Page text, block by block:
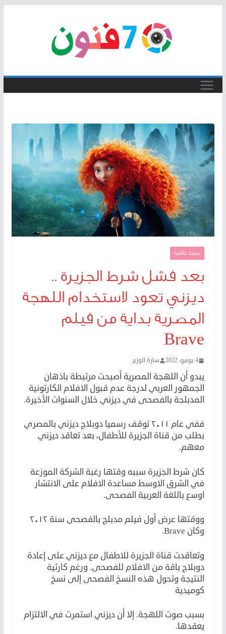
سينما عالمية
بعد فشل شرط الجزيرة ..
ديزني تعود لاستخدام اللهجة
المصرية بداية من فيلم
Brave
4 يونيو، 2022 سارة الوزير
يبدو أن اللهجة المصرية أصبحت مرتبطة باذهان
الجمهور العربي لدرجة عدم قبول الافلام الكارتونية
المدبلجة بالفصحى في ديزني خلال السنوات الأخيرة.
ففي عام ٢٠١١ توقف رسميا دوبلاج ديزني بالمصري
بطلب من قناة الجزيرة للأطفال، بعد تعاقد ديزني
معهم.
كان شرط الجزيرة سببه وقتها رغبة الشركة الموزعة
في الشرق الاوسط مساعدة الافلام على الانتشار
اوسع باللغة العربية الفصحى.
ووقتها عرض أول فيلم مدبلج بالفصحى سنة ٢٠١٢
وكان Brave.
وتعاقدت قناة الجزيرة للاطفال مع ديزني على إعادة
دوبلاج باقة من الافلام للفصحى. ورغم كارثية
النتيجة وتحول هذه النسخ الفصحى إلى نسخ
كوميدية
بسبب صوت اللهجة. إلا أن ديزني استمرت في الالتزام
يعقدها.